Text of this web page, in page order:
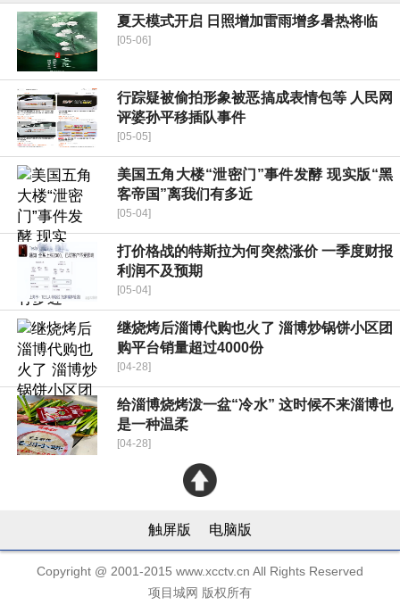
夏天模式开启 日照增加雷雨增多暑热将临
[05-06]
行踪疑被偷拍形象被恶搞成表情包等 人民网
评婆孙平移插队事件
[05-05]
美国五角大楼“泄密门”事件发酵 现实版“黑
客帝国”离我们有多近
[05-04]
打价格战的特斯拉为何突然涨价 一季度财报
利润不及预期
[05-04]
继烧烤后淄博代购也火了 淄博炒锅饼小区团
购平台销量超过4000份
[04-28]
给淄博烧烤泼一盆“冷水” 这时候不来淄博也
是一种温柔
[04-28]
触屏版 电脑版
Copyright @ 2001-2015 www.xcctv.cn All Rights Reserved
项目城网 版权所有